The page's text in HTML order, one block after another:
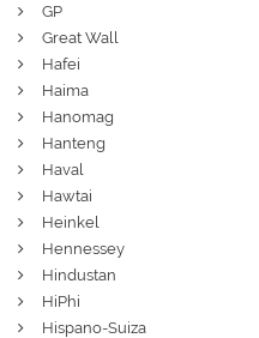
GP
Great Wall
Hafei
Haima
Hanomag
Hanteng
Haval
Hawtai
Heinkel
Hennessey
Hindustan
HiPhi
Hispano-Suiza